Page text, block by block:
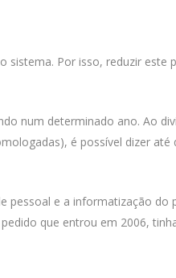
Por isso, reduzir este
num determinado ano. Ao
é possível dizer até
pessoal e a informatização do
que entrou em 2006,